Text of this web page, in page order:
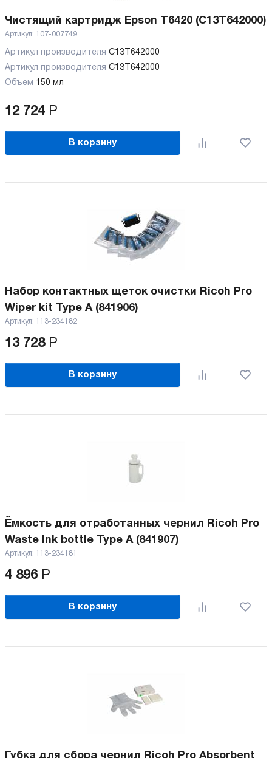
Чистящий картридж Epson T6420 (C13T642000)
Артикул: 107-007749
Артикул производителя C13T642000
Артикул производителя C13T642000
Объем 150 мл
12 724 Р
В корзину
Набор контактных щеток очистки Ricoh Pro
Wiper kit Type A (841906)
Артикул: 113-234182
13 728 Р
В корзину
Ёмкость для отработанных чернил Ricoh Pro
Waste Ink bottle Type A (841907)
Артикул: 113-234181
4 896 Р
В корзину
Губка для сбора чернил Ricoh Pro Absorbent